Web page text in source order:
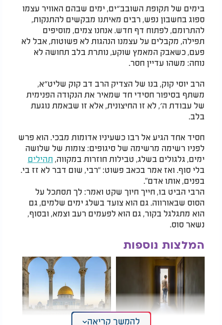
Video
בימים של תקופת השובב״ים, ימים שבהם האוויר עצמו
ספוג בחשבון נפש, רבים מאיתנו מבקשים להתנקות,
להתרומם, לפתוח דף חדש. אנחנו צמים, מוסיפים
תפילה, מקבלים על עצמנו הנהגות לא פשוטות, אבל לא
פעם, כשאבק המאמץ שוקע, נותרת בלב תחושה לא
נוחה: משהו עדיין חסר.
הרב יוסי קוק, בנו של הצדיק הרב דב קוק שליט״א,
משתף בסיפור חסידי חד שמאיר את הנקודה הפנימית
של עבודת ה׳, לא זו החיצונית, אלא זו שבאמת נוגעת
בלב.
חסיד אחד הגיע אל רבו כשעיניו אדומות מבכי. הוא פרש
לפניו רשימה מרשימה של סיגופים: צומות של שלושה
ימים, גלגולים בשלג, טבילות חוזרות במקווה, תהילים
בלי סוף. ואז אמר בכאב פשוט: “רבי, שום דבר לא זז בי.
בפנים, אותו אדם”.
הרבי הביט בו, חייך חיוך שקט ואמר: לך תסתכל על
הסוס שבאורווה. גם הוא צועד בשלג ימים שלמים, גם
הוא מתגלגל בקור, גם הוא לפעמים רעב וצמא, ובסוף,
נשאר סוס.
המלצות נוספות
להמשך קריאה